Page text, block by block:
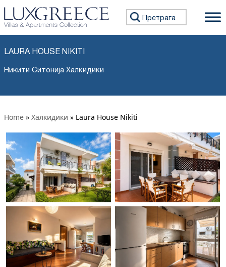
Претражи:
LAURA HOUSE NIKITI
Никити Ситонија Халкидики
Home » Халкидики » Laura House Nikiti